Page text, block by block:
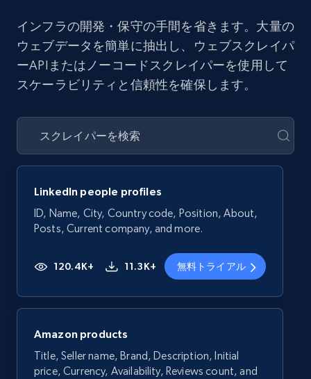
インフラの開発・保守の手間を省きます。大量の
ウェブデータを簡単に抽出し、ウェブスクレイパ
ーAPIまたはノーコードスクレイパーを使用して
スケーラビリティと信頼性を確保します。
LinkedIn people profiles
ID, Name, City, Country code, Position, About,
Posts, Current company, and more.
120.4K+ 11.3K+ 無料トライアル
Amazon products
Title, Seller name, Brand, Description, Initial
price, Currency, Availability, Reviews count, and